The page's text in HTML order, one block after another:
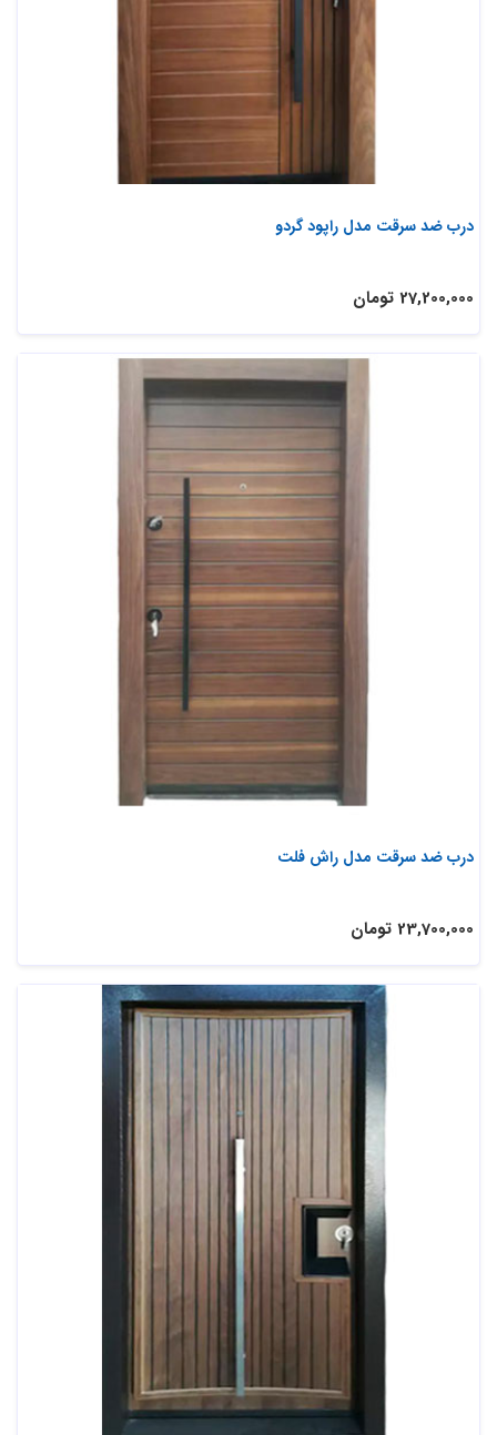
درب ضد سرقت مدل راپود گردو
27,200,000 تومان
درب ضد سرقت مدل راش فلت
23,700,000 تومان